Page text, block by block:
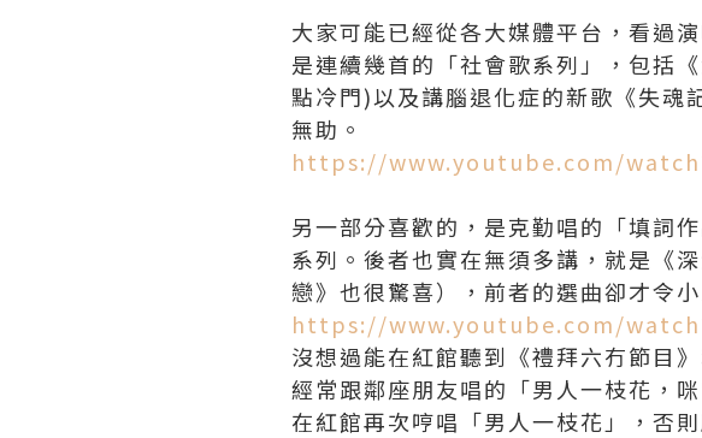
大家可能已經從各大媒體平台，看過
是連續幾首的「社會歌系列」，包括
點冷門)以及講腦退化症的新歌《失魂
無助。
https://www.youtube.com/
另一部分喜歡的，是克勤唱的「填詞
系列。後者也實在無須多講，就是《
戀》也很驚喜），前者的選曲卻才令
https://www.youtube.com/
沒想過能在紅館聽到《禮拜六冇節目
經常跟鄰座朋友唱的「男人一枝花，
在紅館再次哼唱「男人一枝花」，否